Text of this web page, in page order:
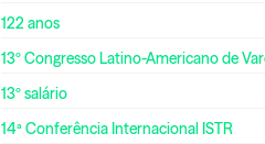
122 anos
13º Congresso Latino-Americano de
13º salário
14ª Conferência Internacional ISTR